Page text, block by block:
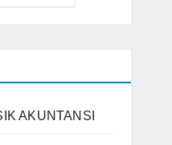
AKUNTANSI